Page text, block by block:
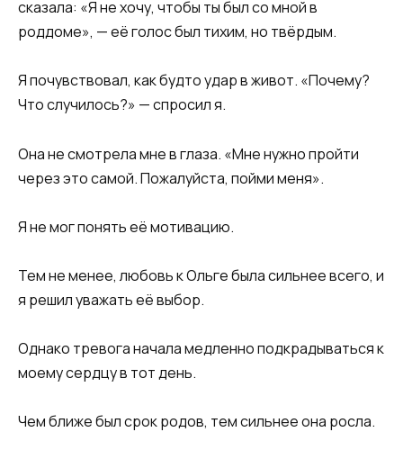
сказала: «Я не хочу, чтобы ты был со мной в
роддоме», — её голос был тихим, но твёрдым.
Я почувствовал, как будто удар в живот. «Почему?
Что случилось?» — спросил я.
Она не смотрела мне в глаза. «Мне нужно пройти
через это самой. Пожалуйста, пойми меня».
Я не мог понять её мотивацию.
Тем не менее, любовь к Ольге была сильнее всего, и
я решил уважать её выбор.
Однако тревога начала медленно подкрадываться к
моему сердцу в тот день.
Чем ближе был срок родов, тем сильнее она росла.